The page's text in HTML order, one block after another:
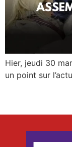
Hier, jeudi 30
un point sur